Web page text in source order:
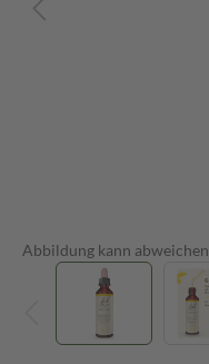
Abbildung kann abweichen